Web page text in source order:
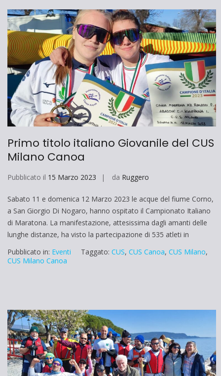
Primo titolo italiano Giovanile del CUS
Milano Canoa
Pubblicato il 15 Marzo 2023 da Ruggero
Sabato 11 e domenica 12 Marzo 2023 le acque del fiume Corno,
a San Giorgio Di Nogaro, hanno ospitato il Campionato Italiano
di Maratona. La manifestazione, attesissima dagli amanti delle
lunghe distanze, ha visto la partecipazione di 535 atleti in
Pubblicato in: Eventi Taggato: CUS, CUS Canoa, CUS Milano,
CUS Milano Canoa